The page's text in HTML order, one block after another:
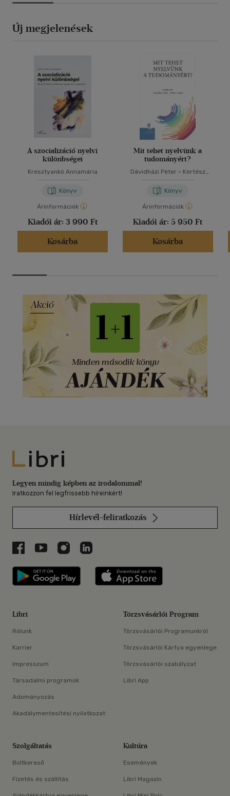
Új megjelenések
A szocializáció nyelvi
különbségei
Kresztyankó Annamária
Könyv
Árinformációk
Kiadói ár: 3 990 Ft
Kosárba
Mit tehet nyelvünk a
tudományért?
Dávidházi Péter - Kertész
Könyv
Árinformációk
Kiadói ár: 5 950 Ft
Kosárba
Libri
Legyen mindig képben az irodalommal!
Iratkozzon fel legfrissebb híreinkért!
Hírlevél-feliratkozás
Libri a Facebookon
Libri a Youtube-on
Libri az Instagramon
Libri a LinkedInen
Libri applikáció Szerezd meg: Google
Libri
Rólunk
Karrier
Impresszum
Társadalmi programok
Adományozás
Akadálymentesítési nyilatkozat
Törzsvásárlói Program
Törzsvásárlói Programunkról
Törzsvásárlói Kártya egyenlege
Törzsvásárlói szabályzat
Libri App
Szolgáltatás
Boltkereső
Fizetés és szállítás
Kultúra
Események
Libri Magazin